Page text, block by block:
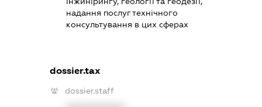
надання послуг технічного
консультування в цих сферах
dossier.tax
dossier.staff